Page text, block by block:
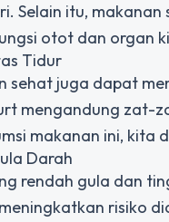
Selain itu,
otot dan organ
Tidur
sehat juga dapat
mengandung zat-
makanan ini, kita
Darah
rendah gula dan
risiko